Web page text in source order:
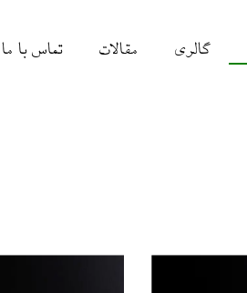
گالری مقالات تماس با ما